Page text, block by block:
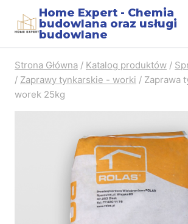
Home Expert - Chemia
budowlana oraz usługi
budowlane
Strona Główna / Katalog produktów /
/ Zaprawy tynkarskie - worki / Zaprawa
worek 25kg